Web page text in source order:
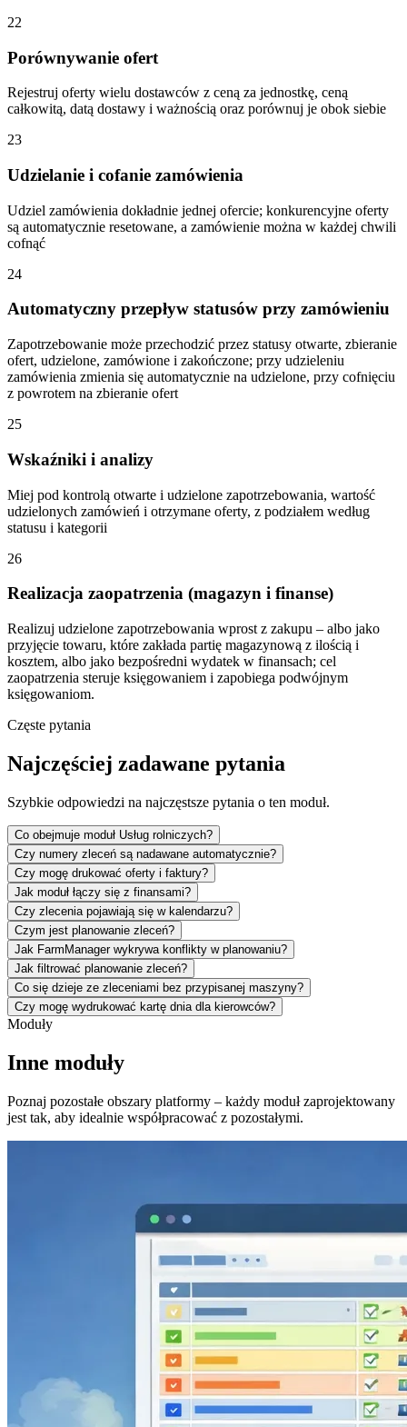
22
Porównywanie ofert
Rejestruj oferty wielu dostawców z ceną za jednostkę, ceną
całkowitą, datą dostawy i ważnością oraz porównuj je obok siebie
23
Udzielanie i cofanie zamówienia
Udziel zamówienia dokładnie jednej ofercie; konkurencyjne oferty
są automatycznie resetowane, a zamówienie można w każdej chwili
cofnąć
24
Automatyczny przepływ statusów przy zamówieniu
Zapotrzebowanie może przechodzić przez statusy otwarte, zbieranie
ofert, udzielone, zamówione i zakończone; przy udzieleniu
zamówienia zmienia się automatycznie na udzielone, przy cofnięciu
z powrotem na zbieranie ofert
25
Wskaźniki i analizy
Miej pod kontrolą otwarte i udzielone zapotrzebowania, wartość
udzielonych zamówień i otrzymane oferty, z podziałem według
statusu i kategorii
26
Realizacja zaopatrzenia (magazyn i finanse)
Realizuj udzielone zapotrzebowania wprost z zakupu – albo jako
przyjęcie towaru, które zakłada partię magazynową z ilością i
kosztem, albo jako bezpośredni wydatek w finansach; cel
zaopatrzenia steruje księgowaniem i zapobiega podwójnym
księgowaniom.
Częste pytania
Najczęściej zadawane pytania
Szybkie odpowiedzi na najczęstsze pytania o ten moduł.
Co obejmuje moduł Usług rolniczych?
Czy numery zleceń są nadawane automatycznie?
Czy mogę drukować oferty i faktury?
Jak moduł łączy się z finansami?
Czy zlecenia pojawiają się w kalendarzu?
Czym jest planowanie zleceń?
Jak FarmManager wykrywa konflikty w planowaniu?
Jak filtrować planowanie zleceń?
Co się dzieje ze zleceniami bez przypisanej maszyny?
Czy mogę wydrukować kartę dnia dla kierowców?
Moduły
Inne moduły
Poznaj pozostałe obszary platformy – każdy moduł zaprojektowany
jest tak, aby idealnie współpracować z pozostałymi.